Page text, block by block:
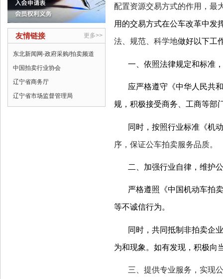
更多>>
友情链接
东北新闻网-政府采购/拍卖频道
中国拍卖行业协会
辽宁省商务厅
辽宁省市场监督管理局
配置资源交易方式的作用，最
用的交易方式在公车改革中发
法、规范、科学地做好以下工
一、依照法律规定和标准
应严格遵守《中华人民共
规，积极接受商务、工商等部
同时，按照行业标准《机
序，保证公车拍卖服务品质。
二、加强行业自律，维护
严格遵照《中国机动车拍
等不诚信行为。
同时，共同抵制非拍卖企
为和现象。如有发现，积极向
三、提供专业服务，实现